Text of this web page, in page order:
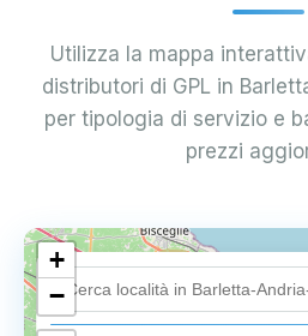
Utilizza la mappa
distributori di GPL in
per tipologia di servizio e
prezzi
4
+
−